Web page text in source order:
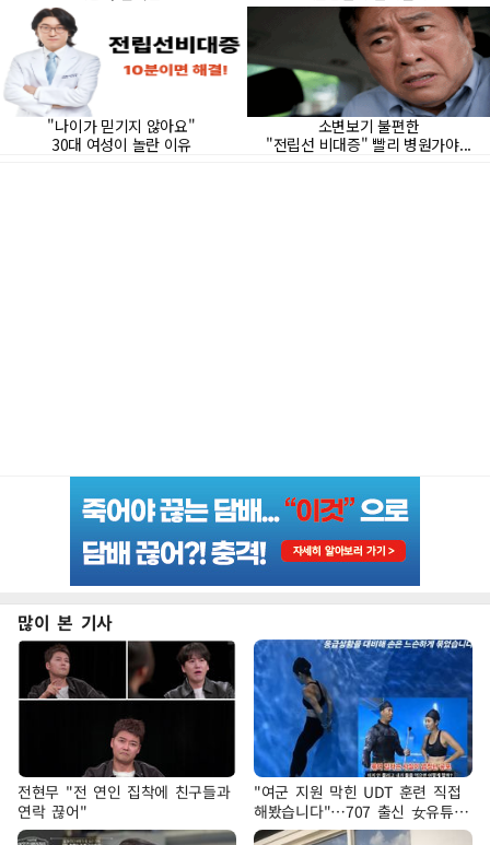
많이 본 기사
전현무 "전 연인 집착에 친구들과
연락 끊어"
"여군 지원 막힌 UDT 훈련 직접
해봤습니다"…707 출신 女유튜버
'완벽 소화'